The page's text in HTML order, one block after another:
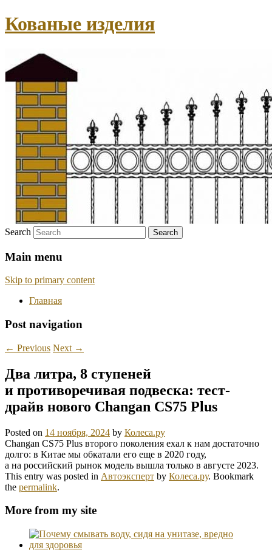
Кованые изделия
Search
Main menu
Skip to primary content
Главная
Post navigation
← Previous Next →
Два литра, 8 ступеней
и противоречивая подвеска: тест-
драйв нового Changan CS75 Plus
Posted on 14 ноября, 2024 by Колеса.ру
Changan CS75 Plus второго поколения ехал к нам достаточно
долго: в Китае мы обкатали его еще в 2020 году,
а на российский рынок модель вышла только в августе 2023.
This entry was posted in Автоэксперт by Колеса.ру. Bookmark
the permalink.
More from my site